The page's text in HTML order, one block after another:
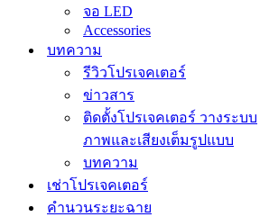
จอ LED
Accessories
บทความ
รีวิวโปรเจคเตอร์
ข่าวสาร
ติดตั้งโปรเจคเตอร์ วางระบบ
ภาพและเสียงเต็มรูปแบบ
บทความ
เช่าโปรเจคเตอร์
คำนวนระยะฉาย